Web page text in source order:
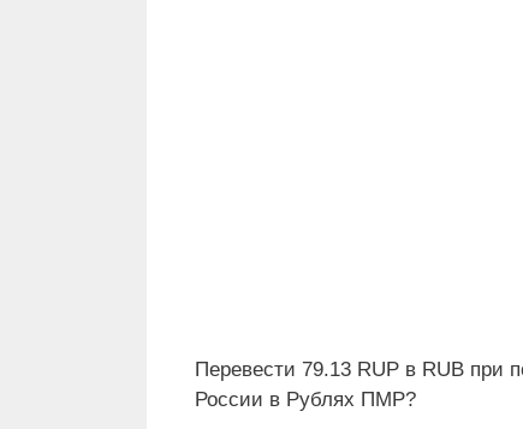
Перевести 79.13 RUP в RUB при
России в Рублях ПМР?